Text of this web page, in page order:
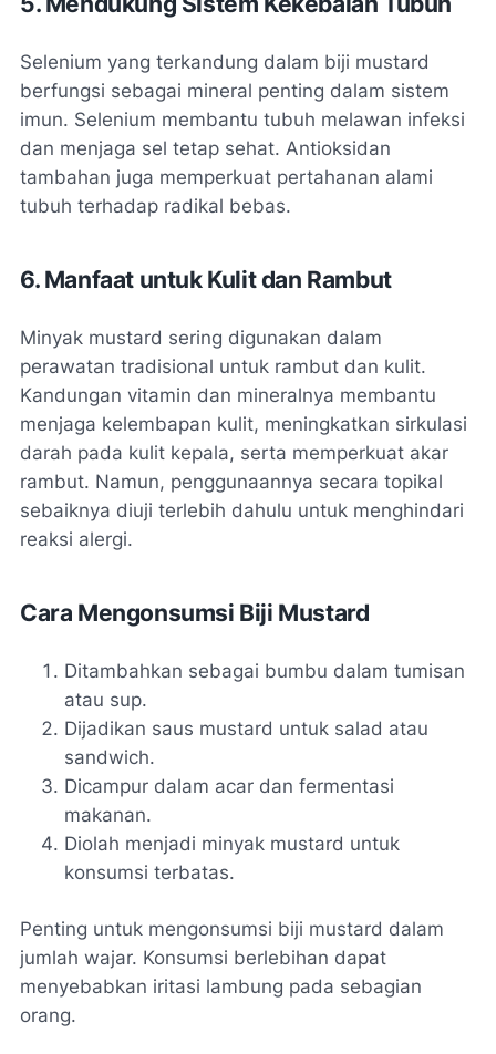
Selenium yang terkandung dalam biji mustard
berfungsi sebagai mineral penting dalam sistem
imun. Selenium membantu tubuh melawan infeksi
dan menjaga sel tetap sehat. Antioksidan
tambahan juga memperkuat pertahanan alami
tubuh terhadap radikal bebas.
6. Manfaat untuk Kulit dan Rambut
Minyak mustard sering digunakan dalam
perawatan tradisional untuk rambut dan kulit.
Kandungan vitamin dan mineralnya membantu
menjaga kelembapan kulit, meningkatkan sirkulasi
darah pada kulit kepala, serta memperkuat akar
rambut. Namun, penggunaannya secara topikal
sebaiknya diuji terlebih dahulu untuk menghindari
reaksi alergi.
Cara Mengonsumsi Biji Mustard
Ditambahkan sebagai bumbu dalam tumisan
atau sup.
Dijadikan saus mustard untuk salad atau
sandwich.
Dicampur dalam acar dan fermentasi
makanan.
Diolah menjadi minyak mustard untuk
konsumsi terbatas.
Penting untuk mengonsumsi biji mustard dalam
jumlah wajar. Konsumsi berlebihan dapat
menyebabkan iritasi lambung pada sebagian
orang.